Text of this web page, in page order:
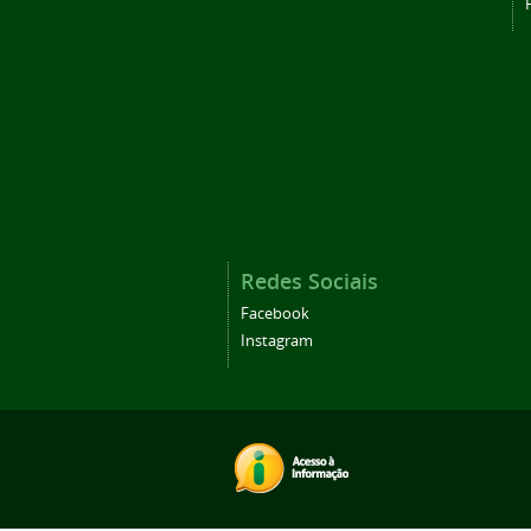
Redes Sociais
Facebook
Instagram